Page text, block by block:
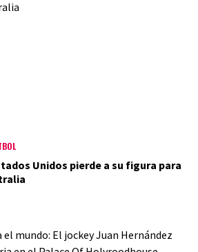
Unidos pierde a su figura para